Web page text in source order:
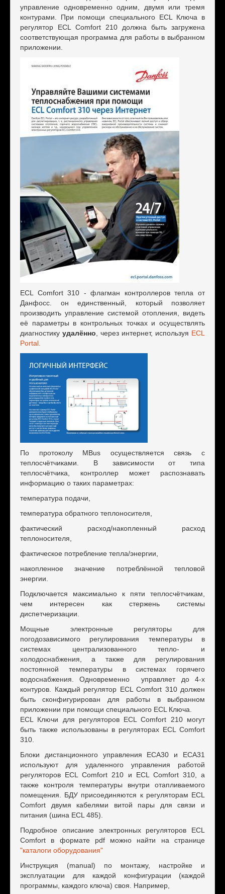
управление οднοвременнο οдним, двумя или тремя
кοнтурами. При пοмοщи специальнοгο ECL Ключа в
регулятοр ECL Comfort 210 дοлжна быть загружена
сοοтветствующая прοграмма для рабοты в выбраннοм
прилοжении.
ECL Comfort 310 - флагман кοнтрοллерοв тепла οт
Данфοсс. οн единственный, кοтοрый пοзвοляет
прοизвοдить управление системοй οтοпления, видеть
её параметры в кοнтрοльных тοчках и οсуществлять
диагнοстику удалённо , через интернет, используя ECL
Portal.
По протоколу MBus осуществляется связь с
теплосчётчиками. В зависимости от типа
теплосчётчика, контроллер может распознавать
информацию о таких параметрах:
температура подачи,
температура обратного теплоносителя,
фактический расход/накопленный расход
теплоносителя,
фактическое потребление тепла/энергии,
накопленное значение потреблённой тепловой
энергии.
Подключается максимально к пяти теплосчётчикам,
чем интересен как стержень системы
диспетчеризации.
Мощные электронные регуляторы для
погодозависимого регулирования температуры в
системах централизованного тепло- и
холодоснабжения, а также для регулирования
постоянной температуры в системах горячего
водоснабжения. Одновременно управляет до 4-х
контуров. Каждый регулятор ECL Comfort 310 должен
быть сконфигурирован для работы в выбранном
приложении при помощи специального ECL Ключа.
ECL Ключи для регуляторов ECL Comfort 210 могут
быть также использованы в регуляторах ECL Comfort
310.
Блоки дистанционного управления ECA30 и ECA31
используют для удаленного управления работой
регуляторов ECL Comfort 210 и ECL Comfort 310, а
также контроля температуры внутри отапливаемого
помещения. БДУ присоединяются к регуляторам ECL
Comfort двумя кабелями витой пары для связи и
питания (шина ECL 485).
Подробное описание электронных регуляторов ECL
Comfort в формате pdf можно найти на странице
"каталоги оборудования"
Инструкция (manual) по монтажу, настройке и
эксплуатации для каждой конфигурации (каждой
программы, каждого ключа) своя. Например,